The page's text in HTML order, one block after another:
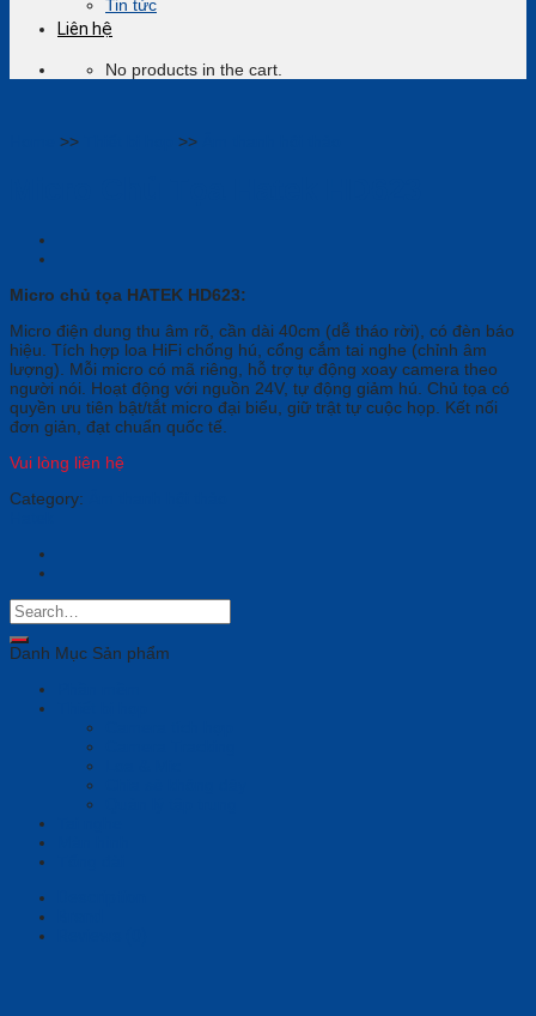
Tin tức
Liên hệ
No products in the cart.
>> >>
Micro chủ tọa HATEK HD623:
Micro điện dung thu âm rõ, cần dài 40cm (dễ tháo rời), có đèn báo
hiệu. Tích hợp loa HiFi chống hú, cổng cắm tai nghe (chỉnh âm
lượng). Mỗi micro có mã riêng, hỗ trợ tự động xoay camera theo
người nói. Hoạt động với nguồn 24V, tự động giảm hú. Chủ tọa có
quyền ưu tiên bật/tắt micro đại biểu, giữ trật tự cuộc họp. Kết nối
đơn giản, đạt chuẩn quốc tế.
Vui lòng liên hệ
Category:
Danh Mục Sản phẩm